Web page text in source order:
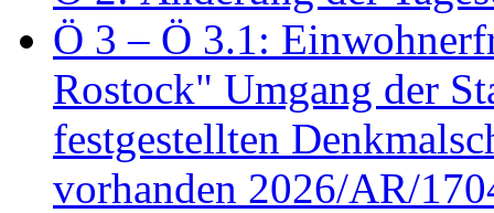
Ö 3 – Ö 3.1:
Rostock" Umgang der
festgestellten
vorhanden 2026/AR/